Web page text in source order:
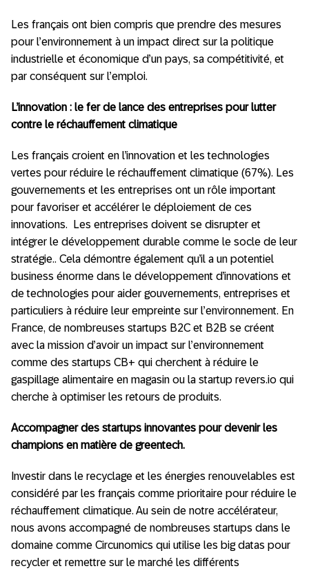
Les français ont bien compris que prendre des mesures
pour l’environnement à un impact direct sur la politique
industrielle et économique d’un pays, sa compétitivité, et
par conséquent sur l’emploi.
L’innovation : le fer de lance des entreprises pour lutter
contre le réchauffement climatique
Les français croient en l’innovation et les technologies
vertes pour réduire le réchauffement climatique (67%). Les
gouvernements et les entreprises ont un rôle important
pour favoriser et accélérer le déploiement de ces
innovations. Les entreprises doivent se disrupter et
intégrer le développement durable comme le socle de leur
stratégie.. Cela démontre également qu’il a un potentiel
business énorme dans le développement d’innovations et
de technologies pour aider gouvernements, entreprises et
particuliers à réduire leur empreinte sur l’environnement. En
France, de nombreuses startups B2C et B2B se créent
avec la mission d’avoir un impact sur l’environnement
comme des startups CB+ qui cherchent à réduire le
gaspillage alimentaire en magasin ou la startup revers.io qui
cherche à optimiser les retours de produits.
Accompagner des startups innovantes pour devenir les
champions en matière de greentech.
Investir dans le recyclage et les énergies renouvelables est
considéré par les français comme prioritaire pour réduire le
réchauffement climatique. Au sein de notre accélérateur,
nous avons accompagné de nombreuses startups dans le
domaine comme Circunomics qui utilise les big datas pour
recycler et remettre sur le marché les différents